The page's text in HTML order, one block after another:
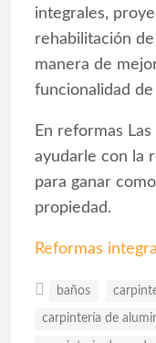
integrales,
rehabilitación
manera de
funcionalidad de
En reformas
ayudarle con la
para ganar
propiedad.
Reformas
baños
carpintería de